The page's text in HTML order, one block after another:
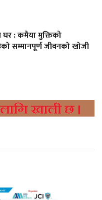
घर : कमैया मुक्तिको
सम्मानपूर्ण जीवनको खोजी